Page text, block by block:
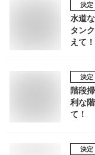
決定
水道
タン
えて！
決定
階段
利な
て！
決定